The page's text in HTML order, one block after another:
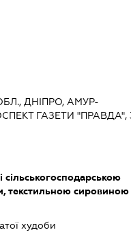
ДНІПРО, АМУР-
ГАЗЕТИ "ПРАВДА",
сільськогосподарською
текстильною сировиною
худоби